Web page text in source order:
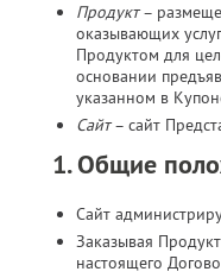
Продукт–
оказывающих
Продуктом для
основании
указанном в
Сайт– сайт
1. Общие
Сайт
Заказывая
настоящего